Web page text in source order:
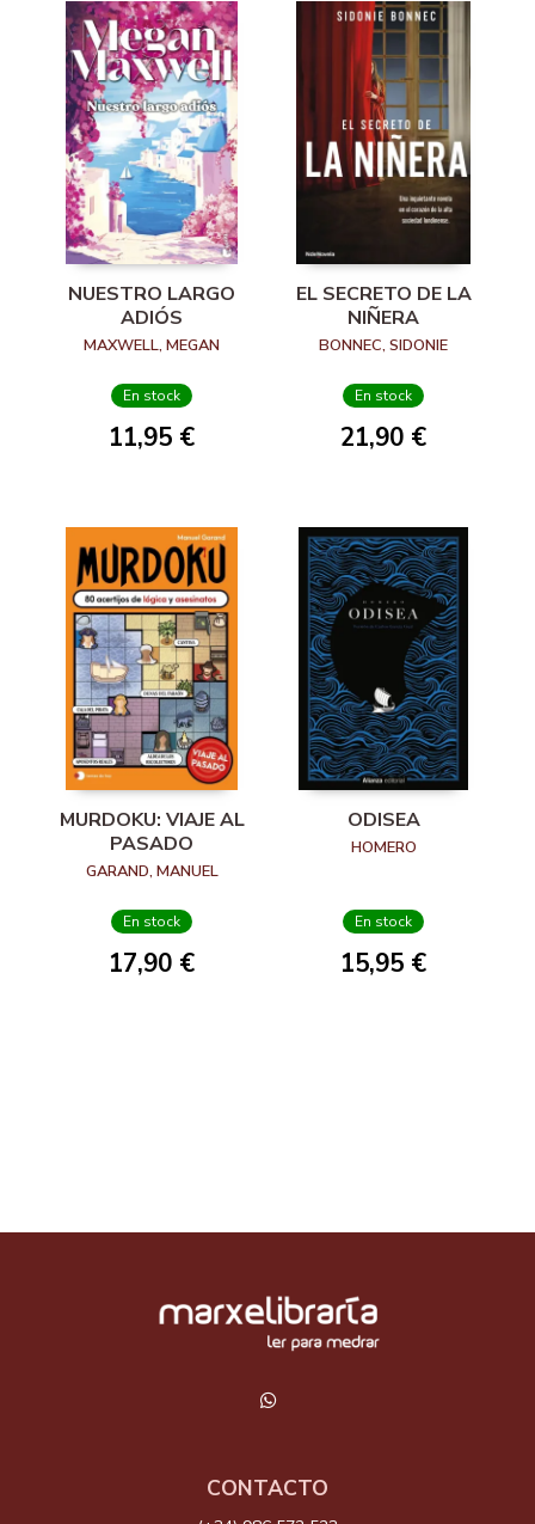
NUESTRO LARGO
ADIÓS
MAXWELL, MEGAN
En stock
11,95 €
EL SECRETO DE LA
NIÑERA
BONNEC, SIDONIE
En stock
21,90 €
MURDOKU: VIAJE AL
PASADO
GARAND, MANUEL
En stock
17,90 €
ODISEA
HOMERO
En stock
15,95 €
CONTACTO